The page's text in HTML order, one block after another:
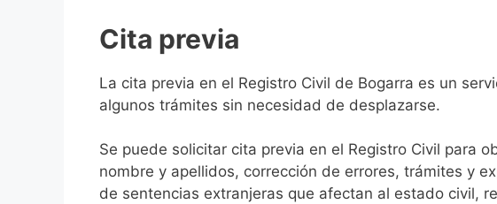
Cita previa
​​​​​​​​​​​​​​​​​​​​​​​​​​​​La cita previa en el Registro Civil de Bogarra es un
algunos trámites sin necesidad de desplazarse.​
Se puede solicitar cita previa en el Registro Civil para
nombre y apellidos, corrección de errores, trámites y
de sentencias extranjeras que afectan al estado civil,